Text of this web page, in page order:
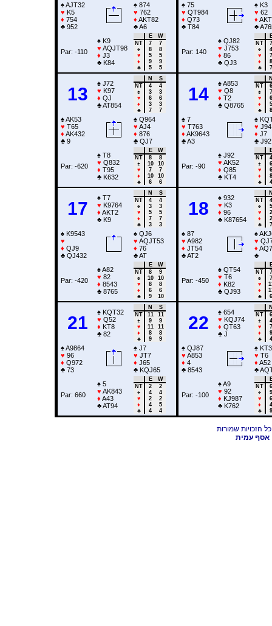
♠AJT32
♥ K5
♦ 754
♣ 952
♠ 874
♥ 762
♦ AKT82
♣A6
Par: -110
♠ K9
♥ AQJT98
♦ J3
♣ K84
E
W
NT
7
7
♠
8
8
♥
5
5
♦
9
9
♣
5 5
♠ 75
♥ QT984
♦ Q73
♣ T84
♠ K3
♥ 62
♦
♣
Par: 140
♠ QJ82
♥ J753
♦ 86
♣ QJ3
NT
7
♠
4
♥
7
♦
8
♣
7
13
♠ J72
♥ K97
♦ QJ
♣AT854
N
S
NT
4
4
♠
3
3
♥
6
6
♦
3
3
♣
7 7
♠AK53
♥ T65
♦ AK432
♣ 9
♠ Q964
♥ AJ4
♦ 876
♣ QJ7
Par: -620
♠ T8
♥ Q832
♦ T95
♣ K632
E
W
NT
8
8
♠
10
10
♥
7
7
♦
10
10
♣
6 6
14
♠A853
♥ Q8
♦ T2
♣ Q8765
NT
6
♠
7
♥
6
♦
5
♣
8
♠ 7
♥ T763
♦ AK9643
♣A3
♠
♥ J94
♦ J7
♣ J92
Par: -90
♠ J92
♥ AK52
♦ Q85
♣ KT4
NT
4
♠
6
♥
6
♦
8
♣
4
17
♠ T7
♥ K9764
♦ AKT2
♣ K9
N
S
NT
4
4
♠
3
3
♥
5
5
♦
7
7
♣
3 3
♠ K9543
♥
♦ QJ9
♣ QJ432
♠ QJ6
♥ AQJT53
♦ 76
♣AT
Par: -420
♠A82
♥ 82
♦ 8543
♣ 8765
E
W
NT
8
9
♠
10
10
♥
8
8
♦
6
6
♣
9 10
18
♠ 932
♥ K3
♦ 96
♣ K87654
NT
4
♠
5
♥
2
♦
2
♣
7
♠ 87
♥ A982
♦ JT54
♣AT2
♠
♥
♦
♣
Par: -450
♠ QT54
♥ T6
♦ K82
♣ QJ93
NT
7
♠
7
♥
♦
♣
6
21
♠ KQT32
♥ Q52
♦ KT8
♣ 82
N
S
NT
11
11
♠
9
9
♥
11
11
♦
8
8
♣
9 9
♠A9864
♥ 96
♦ Q972
♣ 73
♠ J7
♥ JT7
♦ J65
♣ KQJ65
Par: 660
♠ 5
♥ AK843
♦ A43
♣AT94
E
W
NT
2
2
♠
4
4
♥
2
2
♦
4
5
♣
4 4
22
♠ 654
♥ KQJ74
♦ QT63
♣ J
NT
6
♠
4
♥
7
♦
9
♣
4
♠ QJ87
♥ A853
♦ 4
♣ 8543
♠
♥ T6
♦ A52
♣
Par: -100
♠A9
♥ 92
♦ KJ987
♣ K762
NT
6
♠
9
♥
6
♦
4
♣
9
אסף עמית